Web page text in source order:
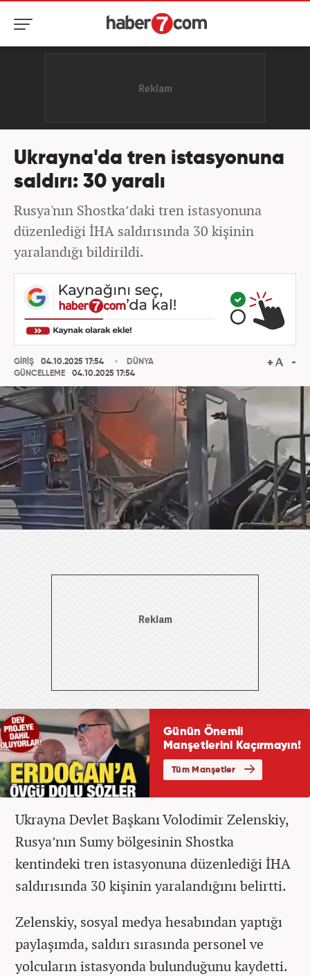
Ukrayna'da tren istasyonuna
saldırı: 30 yaralı
Rusya'nın Shostka’daki tren istasyonuna
düzenlediği İHA saldırısında 30 kişinin
yaralandığı bildirildi.
GİRİŞ
04.10.2025 17:54
GÜNCELLEME
04.10.2025 17:54
DÜNYA
Ukrayna Devlet Başkanı Volodimir Zelenskiy,
Rusya’nın Sumy bölgesinin Shostka
kentindeki tren istasyonuna düzenlediği İHA
saldırısında 30 kişinin yaralandığını belirtti.
Zelenskiy, sosyal medya hesabından yaptığı
paylaşımda, saldırı sırasında personel ve
yolcuların istasyonda bulunduğunu kaydetti.